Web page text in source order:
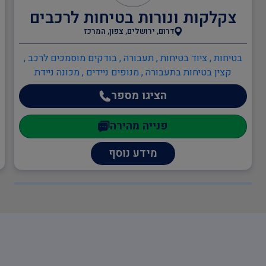
עזרה ראשונה
עורך מבדקי בטיחות
במוסדות חינוך
תוכנה לניהול הבטיחות
צקלקות ונורות בטיחות לרכבים
דרום, ירושלים, צפון, המרכז
בטיחות , ציוד בטיחות , תעבורה , בודקים מוסמכים לרכב ,
קצין בטיחות בתעבורה , מנופים ניידים , מכונה ניידת
הציגו מספר
פנייה מהירה
מידע נוסף